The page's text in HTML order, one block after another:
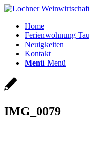
Home
Ferienwohnung
Neuigkeiten
Kontakt
Menü Menü
IMG_0079